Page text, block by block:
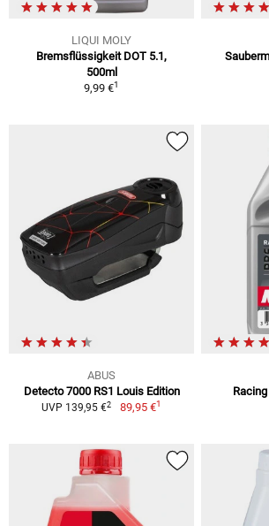
LIQUI MOLY
Bremsflüssigkeit DOT 5.1,
500ml
9,99 €1
ABUS
Detecto 7000 RS1 Louis Edition
UVP 139,95 €2 89,95 €1